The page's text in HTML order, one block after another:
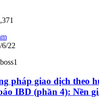
6/22
pháp giao dịch theo
IBD (phần 4): Nền